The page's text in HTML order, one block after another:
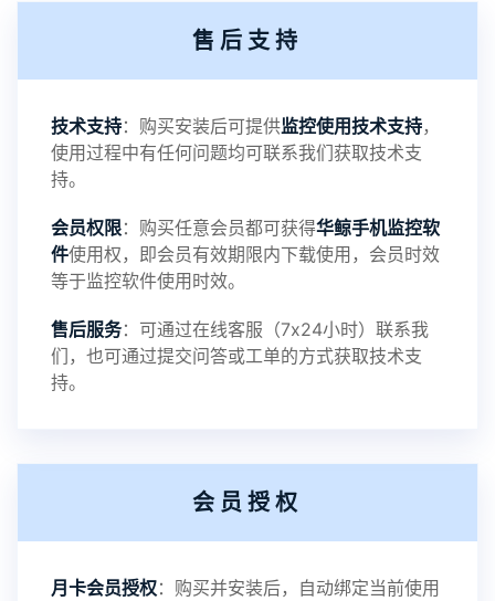
4：优化离线云储存服务器相册照片文件夹路径问题
5：优化关闭监控后离线设置云储存对方微信聊天记
录文件改为自定义文件名称
提示：
提示1：为避免异常风险情况，传输对方手机数据文
件至本地请先切换代理网络
售后支持
技术支持：购买安装后可提供监控使用技术支持，
使用过程中有任何问题均可联系我们获取技术支
持。
会员权限：购买任意会员都可获得华鲸手机监控软
件使用权，即会员有效期限内下载使用，会员时效
等于监控软件使用时效。
售后服务：可通过在线客服（7x24小时）联系我
们，也可通过提交问答或工单的方式获取技术支
持。
会员授权
月卡会员授权：购买并安装后，自动绑定当前使用